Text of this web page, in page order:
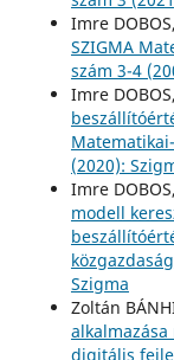
Imre DOBOS,
SZIGMA
szám 3-4
Imre
(2020):
Imre
modell
Szigma
Zoltán
alkalmazása
digitális